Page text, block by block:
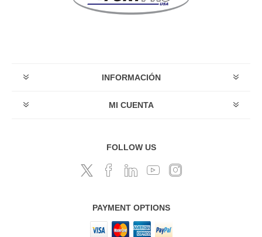
INFORMACIÓN
MI CUENTA
FOLLOW US
PAYMENT OPTIONS